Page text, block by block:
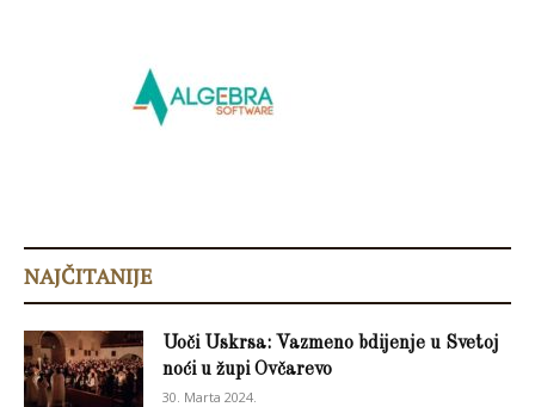
NAJČITANIJE
Uoči Uskrsa: Vazmeno bdijenje u Svetoj
noći u župi Ovčarevo
30. Marta 2024.